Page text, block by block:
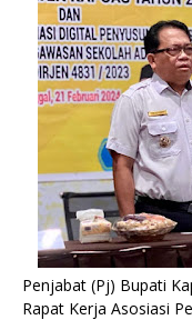
Penjabat (Pj) Bupati
Rapat Kerja Asosiasi